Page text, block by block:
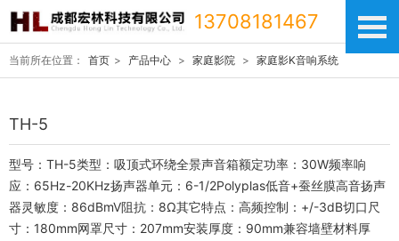
13708181467
当前所在位置： 首页 > 产品中心 > 家庭影院 > 家庭影K音响系统
TH-5
型号：TH-5类型：吸顶式环绕全景声音箱额定功率：30W频率响
应：65Hz-20KHz扬声器单元：6-1/2Polyplas低音+蚕丝膜高音扬声
器灵敏度：86dBmV阻抗：8Ω其它特点：高频控制：+/-3dB切口尺
寸：180mm网罩尺寸：207mm安装厚度：90mm兼容墙壁材料厚